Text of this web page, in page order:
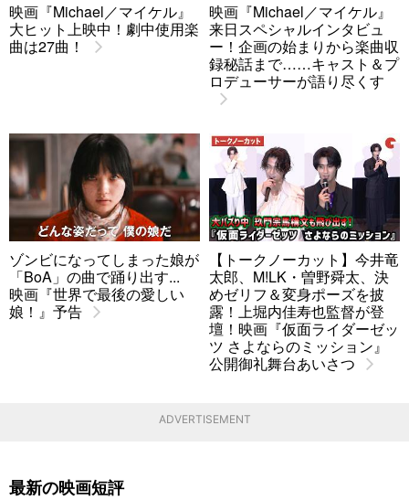
映画『Michael／マイケル』
大ヒット上映中！劇中使用楽
曲は27曲！
映画『Michael／マイケル』
来日スペシャルインタビュ
ー！企画の始まりから楽曲収
録秘話まで……キャスト＆プ
ロデューサーが語り尽くす
ゾンビになってしまった娘が
「BoA」の曲で踊り出す...
映画『世界で最後の愛しい
娘！』予告
【トークノーカット】今井竜
太郎、M!LK・曽野舜太、決
めゼリフ＆変身ポーズを披
露！上堀内佳寿也監督が登
壇！映画『仮面ライダーゼッ
ツ さよならのミッション』
公開御礼舞台あいさつ
ADVERTISEMENT
最新の映画短評